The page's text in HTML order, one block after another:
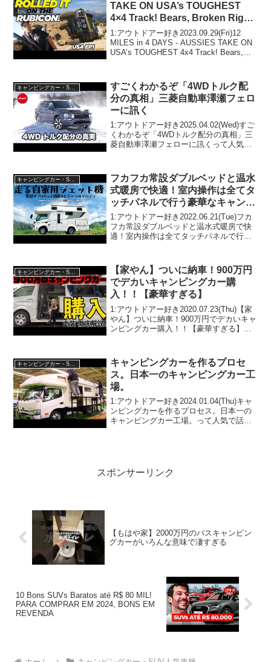
TAKE ON USA’s TOUGHEST
4×4 Track! Bears, Broken Rigs,
JAWDROPPING Camps
1:アウトドアー好き2023.09.29(Fri)12
MILES in 4 DAYS - AUSSIES TAKE ON
USA’s TOUGHEST 4x4 Track! Bears,
すごくわかるぞ「4WDトルク配
分の真相」三菱自動車澤瀬フェロ
ーに訊く
1:アウトドアー好き2025.04.02(Wed)すご
くわかるぞ「4WDトルク配分の真相」三
菱自動車澤瀬フェローに訊くって人気で
注目です！3:アウトド...
キャンピングカー・SUV人気車種
フカフカ常設ダブルベッドと温水
式暖房で快適！室内操作は全てタ
ッチパネルで行う豪華なキャンピ
ングカー“LIBERTY52SP リバテ
ィ”をどこよりも詳しくご紹介！
1:アウトドアー好き2022.06.21(Tue)フカ
フカ常設ダブルベッドと温水式暖房で快
適！室内操作は全てタッチパネルで行う
て人気で話題らしいぞ、見逃さ...
【家やん】ついに納車！900万円
でデカいキャンピングカー購
入！！【豪華すぎる】
1:アウトドアー好き2020.07.23(Thu)【家
やん】ついに納車！900万円でデカいキャ
ンピングカー購入！！【豪華すぎる】っ
2020.07.23(Thu)この動画は注目です！3...
キャンピングカー・SUV人気車種
キャンピングカーを作るプロセ
ス。日本一のキャンピングカー工
場。
1:アウトドアー好き2024.01.04(Thu)キャ
ンピングカーを作るプロセス。日本一の
キャンピングカー工場。って人気で話題
スポンサーリンク
【もはや家】2000万円のバスキャンピン
グカーがいろんな意味で凄すぎる
10 Bons SUVs Baratos até R$ 80 MIL!
PARA COMPRAR EM 2024, BONS EM
REVENDA